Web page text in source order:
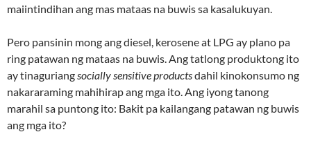
maiintindihan ang mas mataas na buwis sa kasalukuyan.
Pero pansinin mong ang diesel, kerosene at LPG ay plano pa
ring patawan ng mataas na buwis. Ang tatlong produktong ito
ay tinaguriangsocially sensitive productsdahil kinokonsumo ng
nakararaming mahihirap ang mga ito. Ang iyong tanong
marahil sa puntong ito: Bakit pa kailangang patawan ng buwis
ang mga ito?